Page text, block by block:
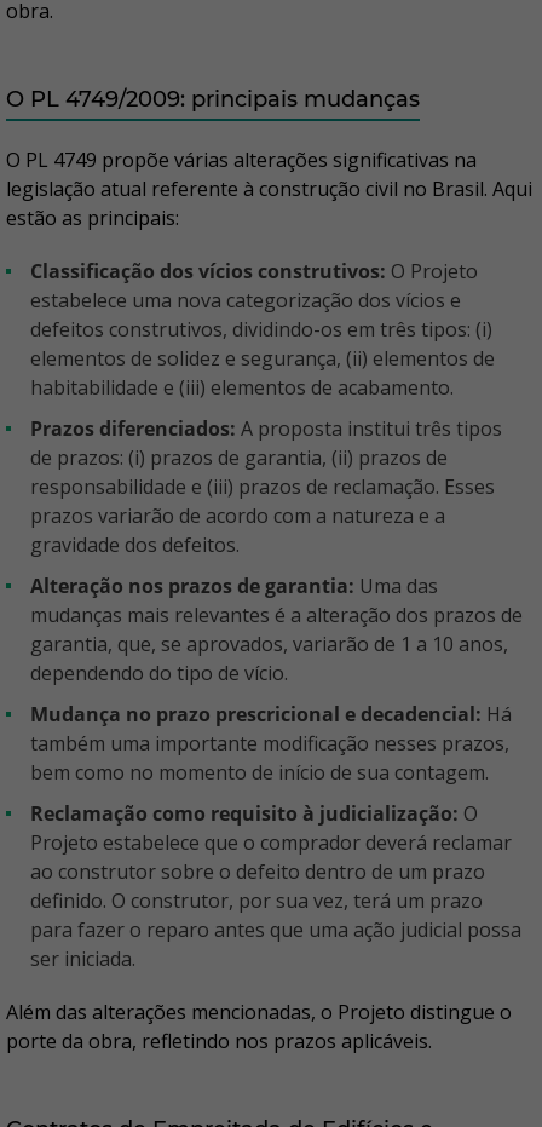
obra.
O PL 4749/2009: principais mudanças
O PL 4749 propõe várias alterações significativas na
legislação atual referente à construção civil no Brasil. Aqui
estão as principais:
Classificação dos vícios construtivos: O Projeto
estabelece uma nova categorização dos vícios e
defeitos construtivos, dividindo-os em três tipos: (i)
elementos de solidez e segurança, (ii) elementos de
habitabilidade e (iii) elementos de acabamento.
Prazos diferenciados: A proposta institui três tipos
de prazos: (i) prazos de garantia, (ii) prazos de
responsabilidade e (iii) prazos de reclamação. Esses
prazos variarão de acordo com a natureza e a
gravidade dos defeitos.
Alteração nos prazos de garantia: Uma das
mudanças mais relevantes é a alteração dos prazos de
garantia, que, se aprovados, variarão de 1 a 10 anos,
dependendo do tipo de vício.
Mudança no prazo prescricional e decadencial: Há
também uma importante modificação nesses prazos,
bem como no momento de início de sua contagem.
Reclamação como requisito à judicialização: O
Projeto estabelece que o comprador deverá reclamar
ao construtor sobre o defeito dentro de um prazo
definido. O construtor, por sua vez, terá um prazo
para fazer o reparo antes que uma ação judicial possa
ser iniciada.
Além das alterações mencionadas, o Projeto distingue o
porte da obra, refletindo nos prazos aplicáveis.